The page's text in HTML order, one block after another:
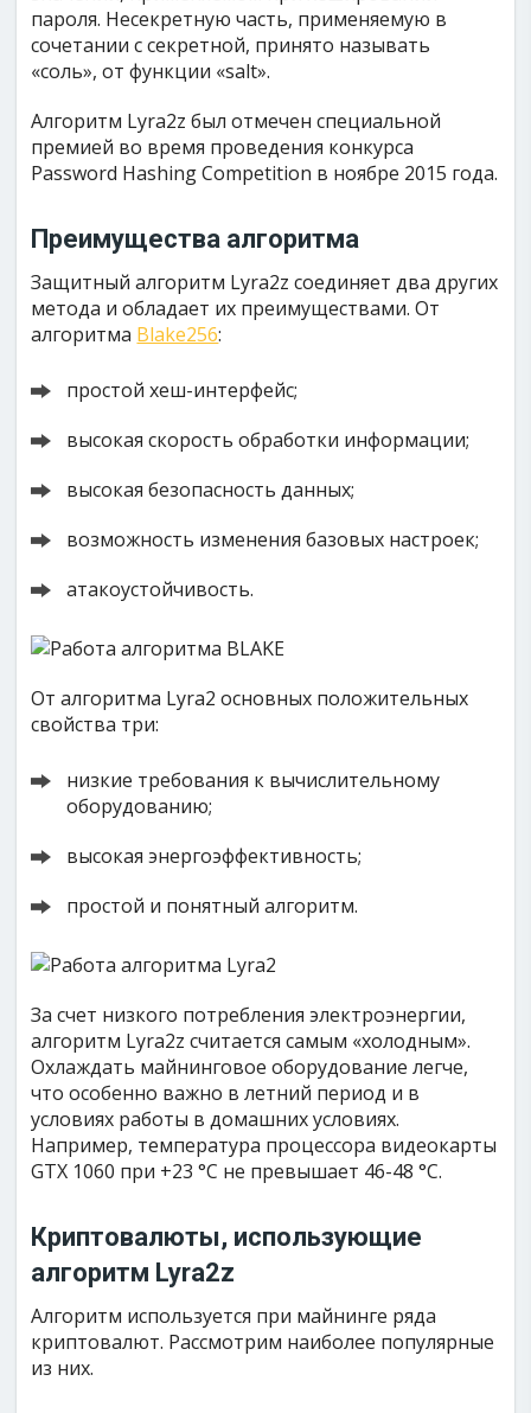
пароля. Несекретную часть, применяемую в
сочетании с секретной, принято называть
«соль», от функции «salt».
Алгоритм Lyra2z был отмечен специальной
премией во время проведения конкурса
Password Hashing Competition в ноябре 2015 года.
Преимущества алгоритма
Защитный алгоритм Lyra2z соединяет два других
метода и обладает их преимуществами. От
алгоритма Blake256:
простой хеш-интерфейс;
высокая скорость обработки информации;
высокая безопасность данных;
возможность изменения базовых настроек;
атакоустойчивость.
От алгоритма Lyra2 основных положительных
свойства три:
низкие требования к вычислительному
оборудованию;
высокая энергоэффективность;
простой и понятный алгоритм.
За счет низкого потребления электроэнергии,
алгоритм Lyra2z считается самым «холодным».
Охлаждать майнинговое оборудование легче,
что особенно важно в летний период и в
условиях работы в домашних условиях.
Например, температура процессора видеокарты
GTX 1060 при +23 °C не превышает 46-48 °C.
Криптовалюты, использующие
алгоритм Lyra2z
Алгоритм используется при майнинге ряда
криптовалют. Рассмотрим наиболее популярные
из них.